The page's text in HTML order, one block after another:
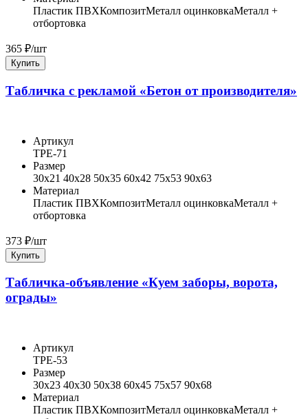
Пластик ПВХКомпозитМеталл оцинковкаМеталл +
отбортовка
365 ₽/шт
Купить
Табличка с рекламой «Бетон от производителя»
Артикул
ТРЕ-71
Размер
30x21 40x28 50x35 60x42 75x53 90x63
Материал
Пластик ПВХКомпозитМеталл оцинковкаМеталл +
отбортовка
373 ₽/шт
Купить
Табличка-объявление «Куем заборы, ворота,
ограды»
Артикул
ТРЕ-53
Размер
30x23 40x30 50x38 60x45 75x57 90x68
Материал
Пластик ПВХКомпозитМеталл оцинковкаМеталл +